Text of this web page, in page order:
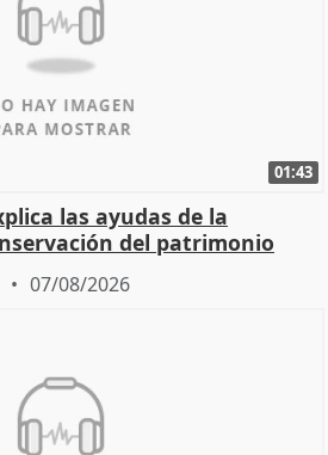
01:43
las ayudas de la
del patrimonio
07/08/2026